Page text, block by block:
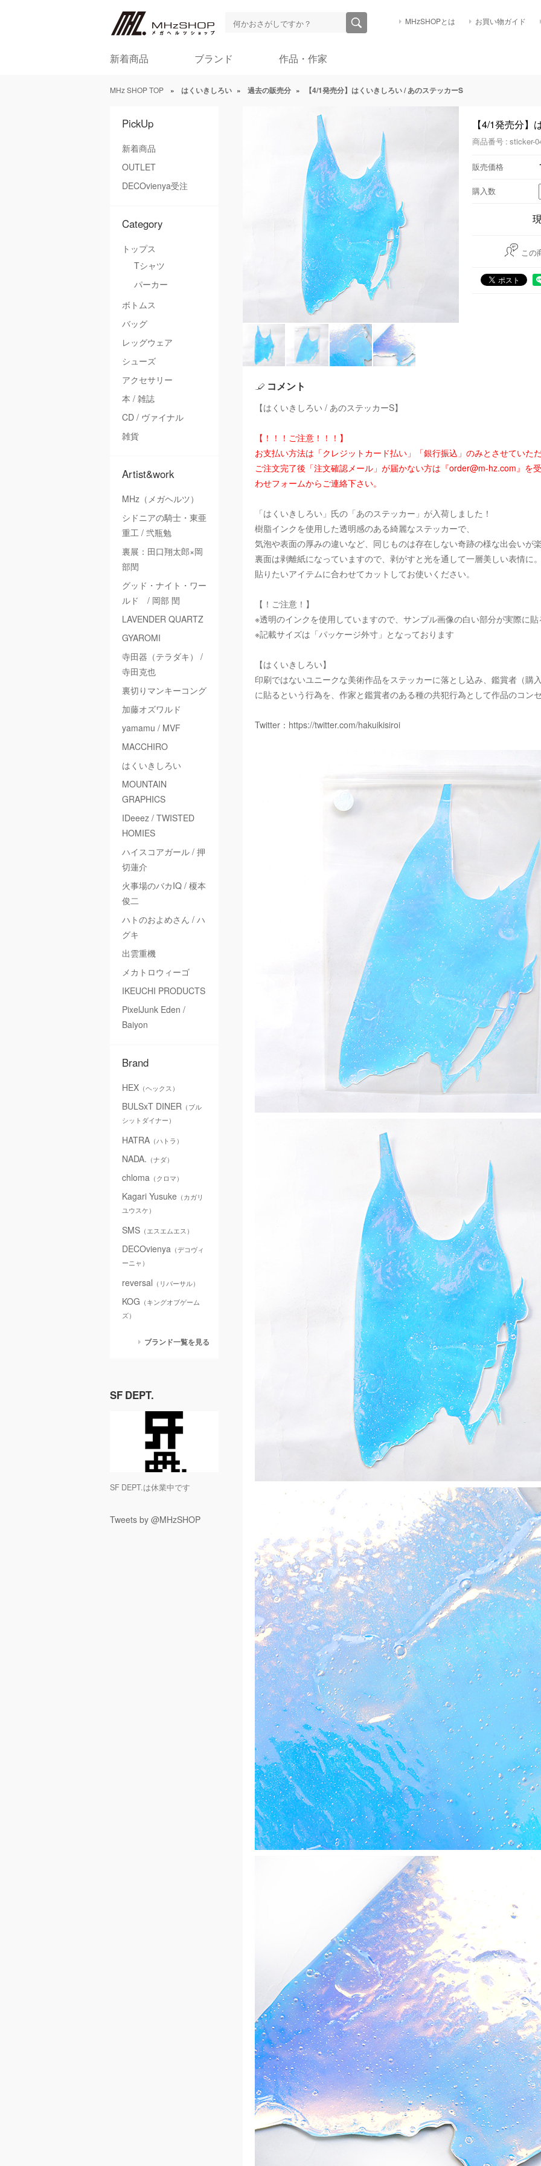
MHzSHOPとは お買い物ガイド
新着商品 ブランド 作品・作家
MHz SHOP TOP » はくいきしろい » 過去の販売分 » 【4/1発売分】はくいきしろい / あのステッカーS
PickUp
新着商品
OUTLET
DECOvienya受注
Category
トップス
Tシャツ
パーカー
ボトムス
バッグ
レッグウェア
シューズ
アクセサリー
本 / 雑誌
CD / ヴァイナル
雑貨
Artist&work
MHz（メガヘルツ）
シドニアの騎士・東亜
重工 / 弐瓶勉
裏展：田口翔太郎×岡
部閏
グッド・ナイト・ワー
ルド / 岡部 閏
LAVENDER QUARTZ
GYAROMI
寺田器（テラダキ） /
寺田克也
裏切りマンキーコング
加藤オズワルド
yamamu / MVF
MACCHIRO
はくいきしろい
MOUNTAIN
GRAPHICS
IDeeez / TWISTED
HOMIES
ハイスコアガール / 押
切蓮介
火事場のバカIQ / 榎本
俊二
ハトのおよめさん / ハ
グキ
出雲重機
メカトロウィーゴ
IKEUCHI PRODUCTS
PixelJunk Eden /
Baiyon
Brand
HEX （ヘックス）
BULSxT DINER （ブル
シットダイナー）
HATRA （ハトラ）
NADA. （ナダ）
chloma （クロマ）
Kagari Yusuke （カガリ
ユウスケ）
SMS （エスエムエス）
DECOvienya （デコヴィ
ーニャ）
reversal （リバーサル）
KOG （キングオブゲーム
ズ）
ブランド一覧を見る
SF DEPT.
SF DEPT.は休業中です
Tweets by @MHzSHOP
【4/1発売分】
商品番号 : sticker-
販売価格
購入数
この
コメント
【はくいきしろい / あのステッカーS】
【！！！ご注意！！！】
お支払い方法は「クレジットカード払い」「銀行振込」のみとさせていた
ご注文完了後「注文確認メール」が届かない方は『order@m-hz.com』を
わせフォームからご連絡下さい。
「はくいきしろい」氏の「あのステッカー」が入荷しました！
樹脂インクを使用した透明感のある綺麗なステッカーで、
気泡や表面の厚みの違いなど、同じものは存在しない奇跡の様な出会いが
裏面は剥離紙になっていますので、剥がすと光を通して一層美しい表情に
貼りたいアイテムに合わせてカットしてお使いください。
【！ご注意！】
※透明のインクを使用していますので、サンプル画像の白い部分が実際に
※記載サイズは「パッケージ外寸」となっております
【はくいきしろい】
印刷ではないユニークな美術作品をステッカーに落とし込み、鑑賞者（購
に貼るという行為を、作家と鑑賞者のある種の共犯行為として作品のコン
Twitter： https://twitter.com/hakuikisiroi